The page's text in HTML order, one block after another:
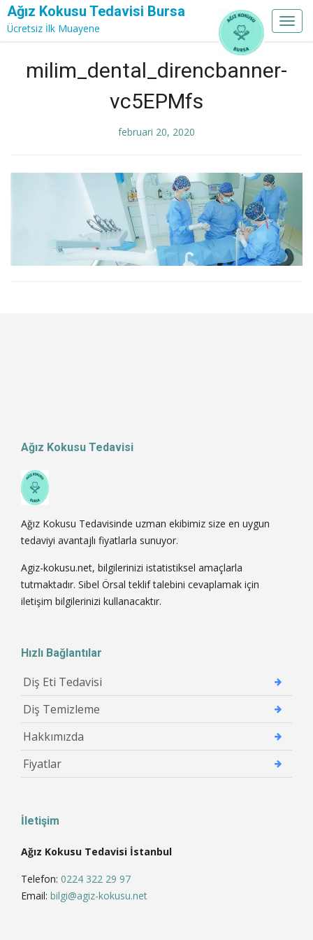
Ağız Kokusu Tedavisi Bursa
Ücretsiz İlk Muayene
contentmilim_dental_direncbanner-
vc5EPMfs
februari 20, 2020
Ağız Kokusu Tedavisi
Ağız Kokusu Tedavisinde uzman ekibimiz size en uygun
tedaviyi avantajlı fiyatlarla sunuyor.
Agiz-kokusu.net, bilgilerinizi istatistiksel amaçlarla
tutmaktadır. Sibel Örsal teklif talebini cevaplamak için
iletişim bilgilerinizi kullanacaktır.
Hızlı Bağlantılar
Diş Eti Tedavisi
Diş Temizleme
Hakkımızda
Fiyatlar
İletişim
Ağız Kokusu Tedavisi İstanbul
Telefon: 0224 322 29 97
Email: bilgi@agiz-kokusu.net